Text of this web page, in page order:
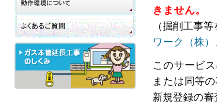
きません。
（掘削工事
ワーク（株
このサービ
または同等
新規登録の